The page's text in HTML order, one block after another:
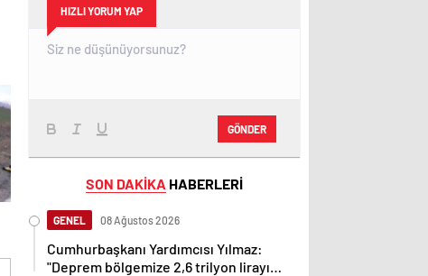
HIZLI YORUM YAP
GÖNDER
SON DAKİKA HABERLERİ
GENEL 08 Ağustos 2026
Cumhurbaşkanı Yardımcısı Yılmaz:
"Deprem bölgemize 2,6 trilyon lirayı